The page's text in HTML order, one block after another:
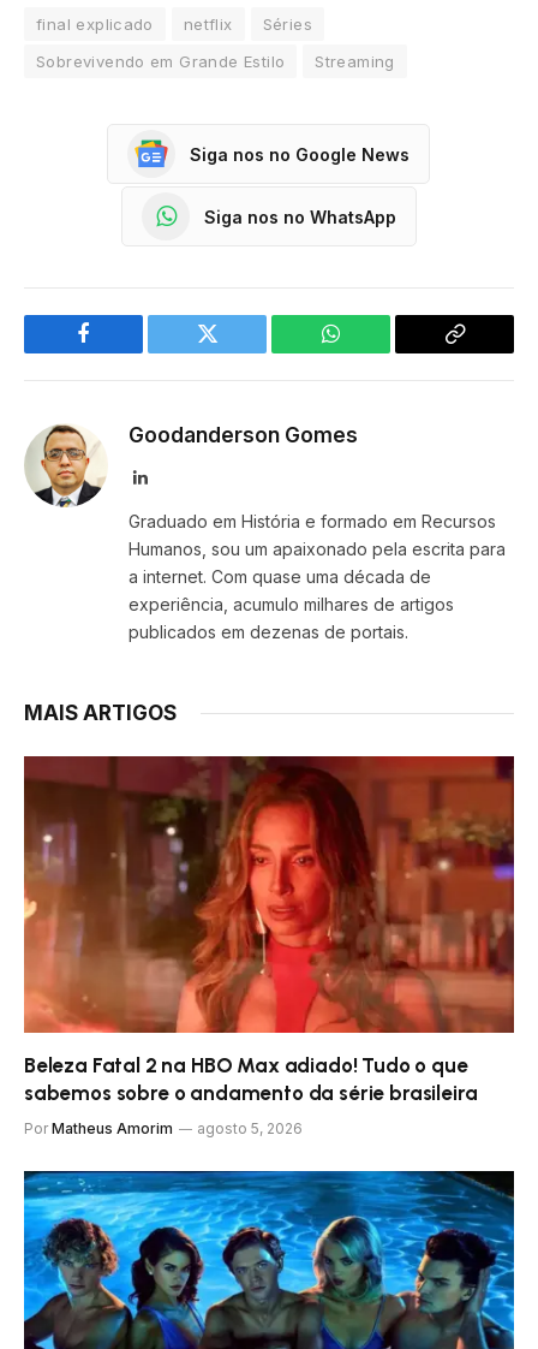
final explicado netflix
Séries
Sobrevivendo em Grande Estilo
Streaming
Siga nos no Google News
Siga nos no WhatsApp
Facebook Twitter WhatsApp
Copy
Goodanderson Gomes
LinkedIn
Graduado em História e formado em Recursos
Humanos, sou um apaixonado pela escrita para
a internet. Com quase uma década de
experiência, acumulo milhares de artigos
publicados em dezenas de portais.
MAIS ARTIGOS
Beleza Fatal 2 na HBO Max adiado! Tudo o que
sabemos sobre o andamento da série brasileira
Por Matheus Amorim agosto 5, 2026